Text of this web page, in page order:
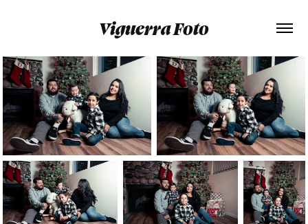
Viguerra Foto